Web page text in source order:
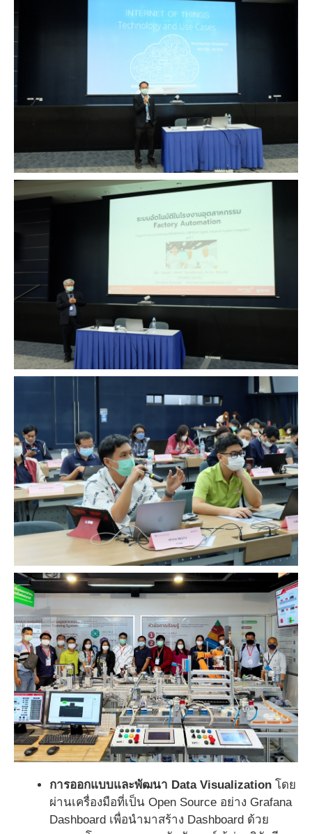
การออกแบบและพัฒนา Data Visualization โดย
ผ่านเครื่องมือที่เป็น Open Source อย่าง Grafana
Dashboard เพื่อนำมาสร้าง Dashboard ด้วย